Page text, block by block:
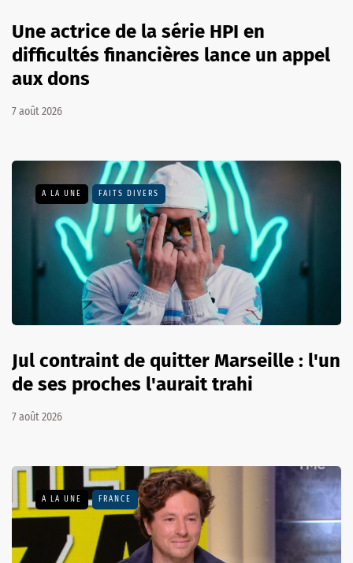
Une actrice de la série HPI en
difficultés financières lance un appel
aux dons
7 août 2026
A LA UNE FAITS DIVERS
Jul contraint de quitter Marseille : l'un
de ses proches l'aurait trahi
7 août 2026
A LA UNE FRANCE